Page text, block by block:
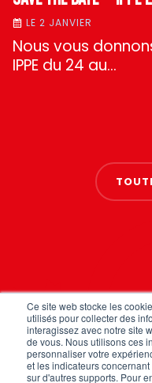
Ce site web stocke les
utilisés pour collecter des
interagissez avec notre site
de vous. Nous utilisons ces
personnaliser votre
et les indicateurs
sur d'autres supports. Pour
LE 2 JANVIER
Nous vous
IPPE du 24 au…